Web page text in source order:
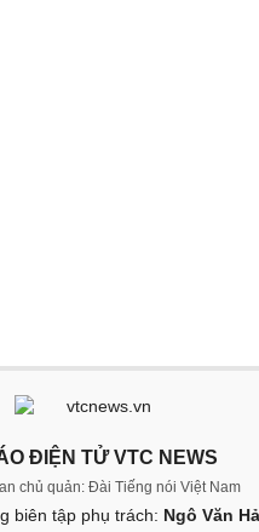
ĐIỆN TỬ VTC NEWS
chủ quản: Đài Tiếng nói Việt Nam
biên tập phụ trách: Ngô Văn